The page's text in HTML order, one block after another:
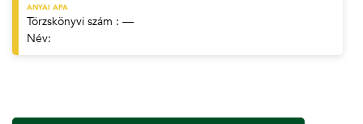
ANYAI APA
Törzskönyvi szám : —
Név: